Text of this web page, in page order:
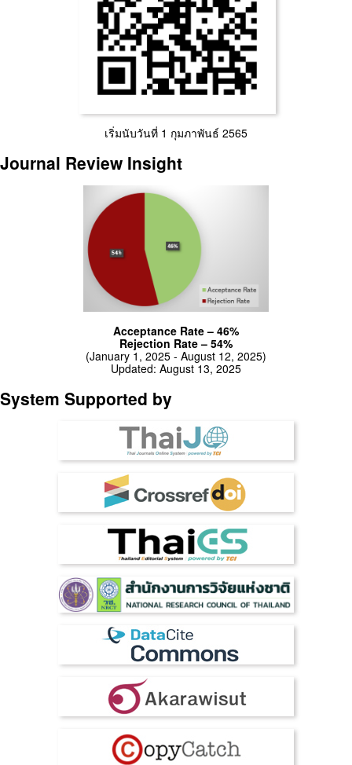
เริ่มนับวันที่ 1 กุมภาพันธ์ 2565
Journal Review Insight
Acceptance Rate – 46%
Rejection Rate – 54%
(January 1, 2025 - August 12, 2025)
Updated: August 13, 2025
System Supported by